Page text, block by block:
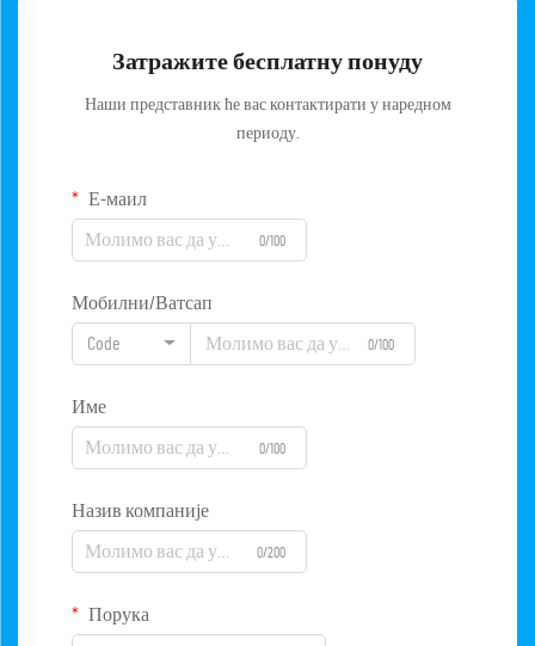
Затражите бесплатну понуду
Наши представник ће вас контактирати у наредном
периоду.
Е-маил
0/100
Мобилни/Ватсап
Code 0/100
Име
0/100
Назив компаније
0/200
Порука